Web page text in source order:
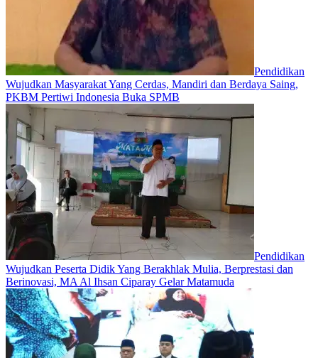
Pendidikan
Wujudkan Masyarakat Yang Cerdas, Mandiri dan Berdaya Saing,
PKBM Pertiwi Indonesia Buka SPMB
Pendidikan
Wujudkan Peserta Didik Yang Berakhlak Mulia, Berprestasi dan
Berinovasi, MA Al Ihsan Ciparay Gelar Matamuda